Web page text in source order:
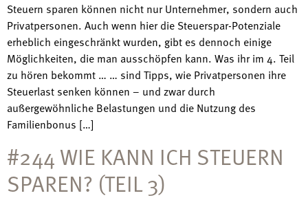
Steuern sparen können nicht nur Unternehmer, sondern auch
Privatpersonen. Auch wenn hier die Steuerspar-Potenziale
erheblich eingeschränkt wurden, gibt es dennoch einige
Möglichkeiten, die man ausschöpfen kann. Was ihr im 4. Teil
zu hören bekommt … … sind Tipps, wie Privatpersonen ihre
Steuerlast senken können – und zwar durch
außergewöhnliche Belastungen und die Nutzung des
Familienbonus […]
#244 WIE KANN ICH STEUERN
SPAREN? (TEIL 3)